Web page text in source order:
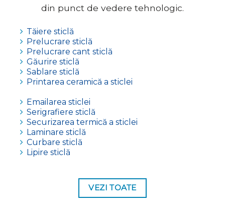
din punct de vedere tehnologic.
Tăiere sticlă
Prelucrare sticlă
Prelucrare cant sticlă
Găurire sticlă
Sablare sticlă
Printarea ceramică a sticlei
Emailarea sticlei
Serigrafiere sticlă
Securizarea termică a sticlei
Laminare sticlă
Curbare sticlă
Lipire sticlă
VEZI TOATE